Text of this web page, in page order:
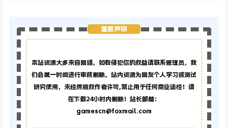
重要声明
本站资源大多来自网络，如有侵犯你的权益请联系管理员， 我
们会第一时间进行审核删除。站内资源为网友个人学习或测试
研究使用，未经原版权作者许可,禁止用于任何商业途径！请
在下载24小时内删除！站长邮箱：
gamescn@foxmail.com